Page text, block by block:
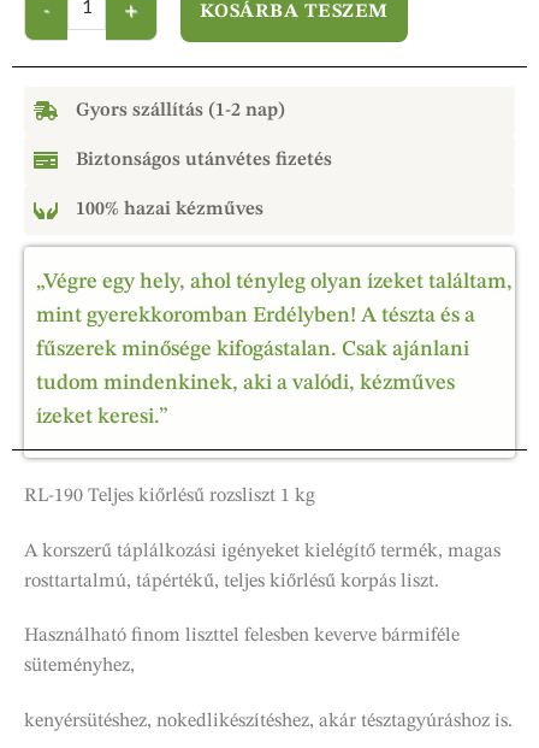
KOSÁRBA TESZEM
Gyors szállítás (1-2 nap)
Biztonságos utánvétes fizetés
100% hazai kézműves
„Végre egy hely, ahol tényleg olyan ízeket találtam,
mint gyerekkoromban Erdélyben! A tészta és a
fűszerek minősége kifogástalan. Csak ajánlani
tudom mindenkinek, aki a valódi, kézműves
ízeket keresi.”
RL-190 Teljes kiőrlésű rozsliszt 1 kg
A korszerű táplálkozási igényeket kielégítő termék, magas
rosttartalmú, tápértékű, teljes kiőrlésű korpás liszt.
Használható finom liszttel felesben keverve bármiféle
süteményhez,
kenyérsütéshez, nokedlikészítéshez, akár tésztagyúráshoz is.